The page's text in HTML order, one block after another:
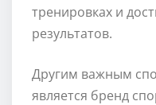
тренировках и
результатов.
Другим важным
является бренд